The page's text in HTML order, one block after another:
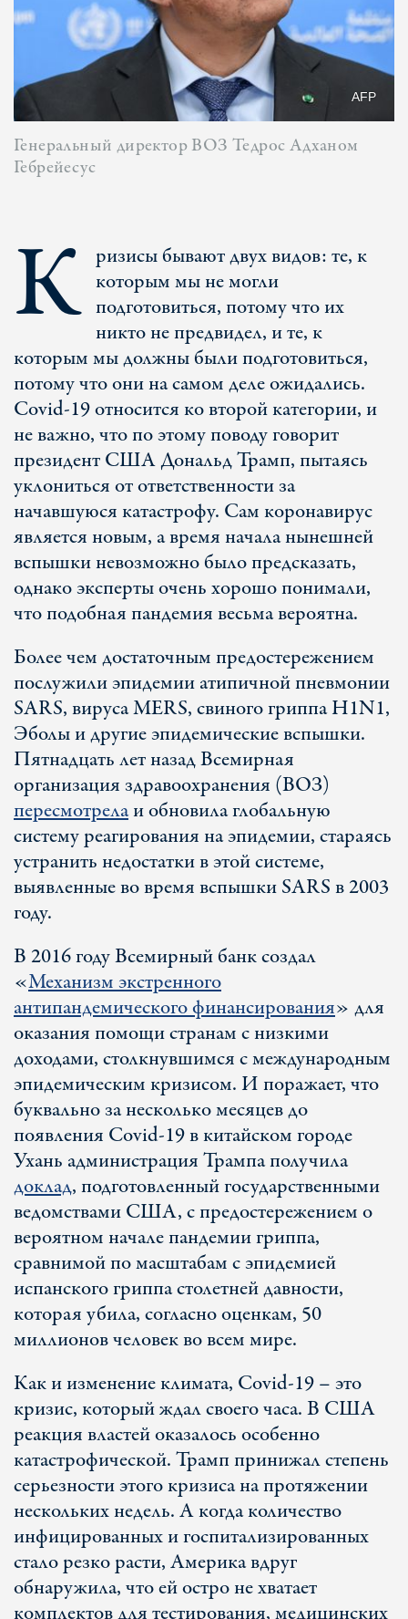
AFP
Генеральный директор ВОЗ Тедрос Адханом
Гебрейесус
К ризисы бывают двух видов: те, к
которым мы не могли
подготовиться, потому что их
никто не предвидел, и те, к
которым мы должны были подготовиться,
потому что они на самом деле ожидались.
Covid-19 относится ко второй категории, и
не важно, что по этому поводу говорит
президент США Дональд Трамп, пытаясь
уклониться от ответственности за
начавшуюся катастрофу. Сам коронавирус
является новым, а время начала нынешней
вспышки невозможно было предсказать,
однако эксперты очень хорошо понимали,
что подобная пандемия весьма вероятна.
Более чем достаточным предостережением
послужили эпидемии атипичной пневмонии
SARS, вируса MERS, свиного гриппа H1N1,
Эболы и другие эпидемические вспышки.
Пятнадцать лет назад Всемирная
организация здравоохранения (ВОЗ)
пересмотрелаи обновила глобальную
систему реагирования на эпидемии, стараясь
устранить недостатки в этой системе,
выявленные во время вспышки SARS в 2003
году.
В 2016 году Всемирный банк создал
«Механизм экстренного
антипандемического финансирования» для
оказания помощи странам с низкими
доходами, столкнувшимся с международным
эпидемическим кризисом. И поражает, что
буквально за несколько месяцев до
появления Covid-19 в китайском городе
Ухань администрация Трампа получила
доклад, подготовленный государственными
ведомствами США, с предостережением о
вероятном начале пандемии гриппа,
сравнимой по масштабам с эпидемией
испанского гриппа столетней давности,
которая убила, согласно оценкам, 50
миллионов человек во всем мире.
Как и изменение климата, Covid-19 – это
кризис, который ждал своего часа. В США
реакция властей оказалось особенно
катастрофической. Трамп принижал степень
серьезности этого кризиса на протяжении
нескольких недель. А когда количество
инфицированных и госпитализированных
стало резко расти, Америка вдруг
обнаружила, что ей остро не хватает